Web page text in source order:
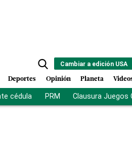
Cambiar a edición USA
Deportes Opinión Planeta
cédula PRM Clausura Juegos